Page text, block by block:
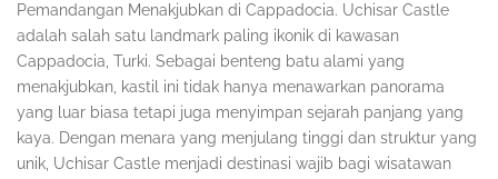
Pemandangan Menakjubkan di Cappadocia. Uchisar Castle
adalah salah satu landmark paling ikonik di kawasan
Cappadocia, Turki. Sebagai benteng batu alami yang
menakjubkan, kastil ini tidak hanya menawarkan panorama
yang luar biasa tetapi juga menyimpan sejarah panjang yang
kaya. Dengan menara yang menjulang tinggi dan struktur yang
unik, Uchisar Castle menjadi destinasi wajib bagi wisatawan